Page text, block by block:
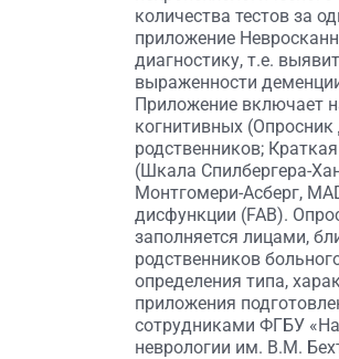
количества тестов за
приложение
диагностику, т.е.
выраженности
Приложение включает
когнитивных
родственников;
(Шкала Спилбергера-
Монтгомери-Асберг,
дисфункции (FAB).
заполняется лицами,
родственников
определения типа,
приложения
сотрудниками ФГБУ
неврологии им. В.М.